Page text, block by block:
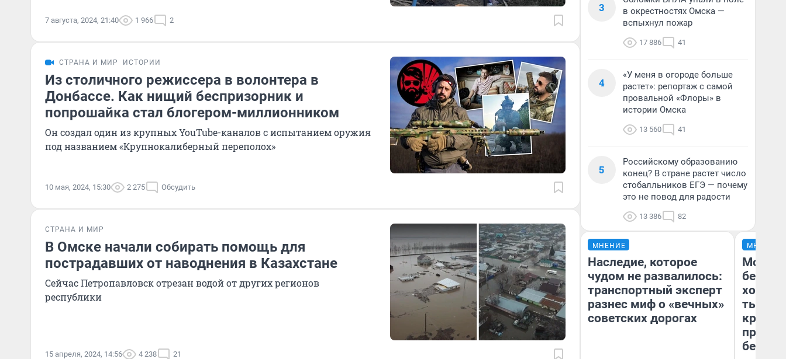
7 августа, 2024, 21:40 1 966 2
СТРАНА И МИР ИСТОРИИ
Из столичного режиссера в волонтера в
Донбассе. Как нищий беспризорник и
попрошайка стал блогером-миллионником
Он создал один из крупных YouTube-каналов с испытанием оружия
под названием «Крупнокалиберный переполох»
10 мая, 2024, 15:30 2 275 Обсудить
СТРАНА И МИР
В Омске начали собирать помощь для
пострадавших от наводнения в Казахстане
Сейчас Петропавловск отрезан водой от других регионов
республики
15 апреля, 2024, 14:56 4 238 21
3
в окрестностях Омска —
вспыхнул пожар
17 886 41
4
«У меня в огороде больше
растет»: репортаж с самой
провальной «Флоры» в
истории Омска
13 560 41
5
Российскому образованию
конец? В стране растет число
стобалльников ЕГЭ — почему
это не повод для радости
13 386 82
МНЕНИЕ
Наследие, которое
чудом не развалилось:
транспортный эксперт
разнес миф о «вечных»
советских дорогах
МНЕНИЕ
Мой
хотела
тысяч,